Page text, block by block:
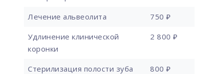
Лечение альвеолита 750 ₽
Удлинение клинической
коронки
2 800 ₽
Стерилизация полости зуба
800 ₽